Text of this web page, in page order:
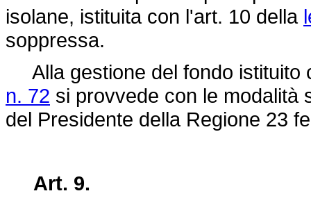
isolane, istituita con l'art. 10 della
soppressa.
Alla gestione del fondo istituito
n. 72 si provvede con le modalità
del Presidente della Regione 23
Art. 9.